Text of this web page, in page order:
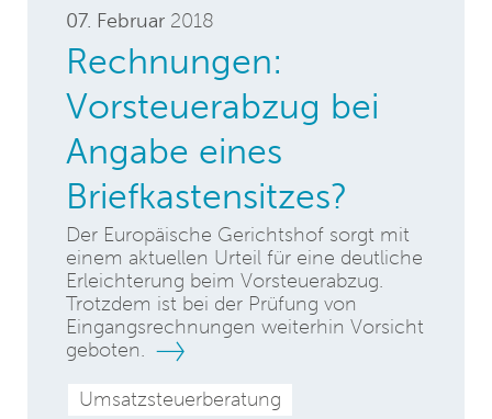
07. Februar 2018
Rechnungen:
Vorsteuerabzug bei
Angabe eines
Briefkastensitzes?
Der Europäische Gerichtshof sorgt mit
einem aktuellen Urteil für eine deutliche
Erleichterung beim Vorsteuerabzug.
Trotzdem ist bei der Prüfung von
Eingangsrechnungen weiterhin Vorsicht
geboten.
Umsatzsteuerberatung